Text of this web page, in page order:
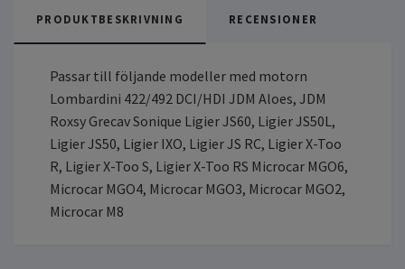
PRODUKTBESKRIVNING RECENSIONER
Passar till följande modeller med motorn
Lombardini 422/492 DCI/HDI JDM Aloes, JDM
Roxsy Grecav Sonique Ligier JS60, Ligier JS50L,
Ligier JS50, Ligier IXO, Ligier JS RC, Ligier X-Too
R, Ligier X-Too S, Ligier X-Too RS Microcar MGO6,
Microcar MGO4, Microcar MGO3, Microcar MGO2,
Microcar M8